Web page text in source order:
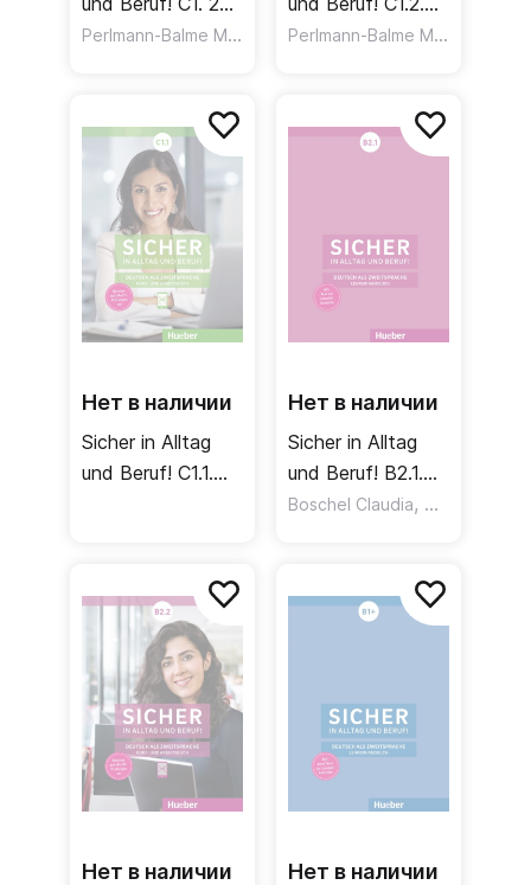
Audio-CDs zum
Arbeitsbuch und 1
DVD / Аудио-CD
у учебнику и
рабочей тетради
+ DVD
Perlmann-Balme Michaela ,Schwalb Susanne,Matussek
Kursbuch +
рабочая тетрадь
Perlmann-Balme Michaela
Нет в наличии
Sicher in Alltag
und Beruf! C1.1.
рабочая тетрадь
Часть 1
Нет в наличии
Sicher in Alltag
und Beruf! B2.1.
Lehrerhandbuch /
Boschel Claudia, Wagner
Нет в наличии Нет в наличии